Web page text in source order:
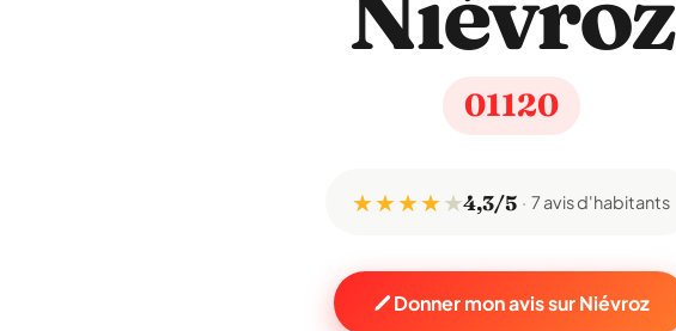
01120
★ ★ ★ ★★4,3/5 7 avis d'habitants
Donner mon avis sur Niévroz